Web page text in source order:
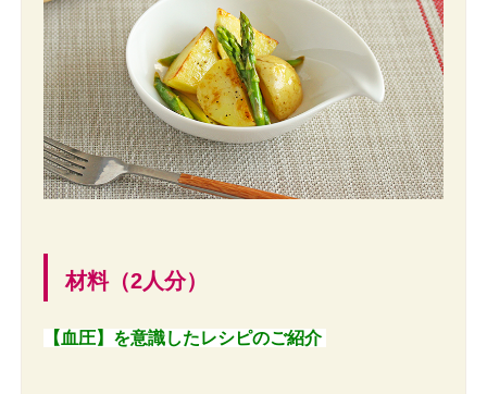
材料（2人分）
【血圧】を意識したレシピのご紹介